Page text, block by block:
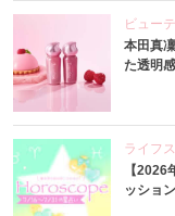
ビュー
本田真
た透明
ライフ
【
ッショ